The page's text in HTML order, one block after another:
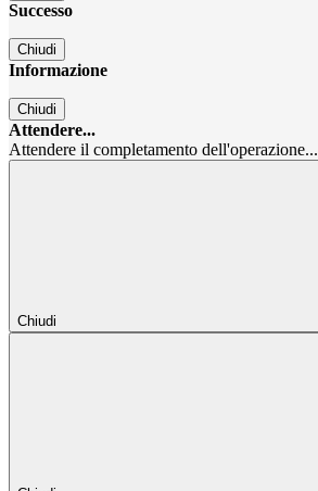
Successo
Chiudi
Informazione
Chiudi
Attendere...
Attendere il completamento dell'operazione...
Chiudi